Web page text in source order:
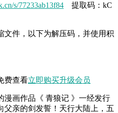
s/77233ab13f84 提取码：kC
文件，以下为解压码，并使用积
费查看立即购买升级会员
漫画作品《 青狼记 》一经发行
父亲的剑发誓！天行大陆上，五